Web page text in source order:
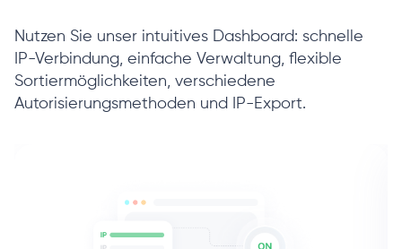
Nutzen Sie unser intuitives Dashboard: schnelle
IP-Verbindung, einfache Verwaltung, flexible
Sortiermöglichkeiten, verschiedene
Autorisierungsmethoden und IP-Export.